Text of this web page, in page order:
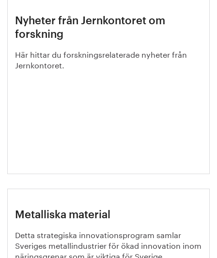
Nyheter från Jernkontoret om
forskning
Här hittar du forskningsrelaterade nyheter från
Jernkontoret.
Metalliska material
Detta strategiska innovationsprogram samlar
Sveriges metallindustrier för ökad innovation inom
näringsgrenar som är viktiga för Sverige.